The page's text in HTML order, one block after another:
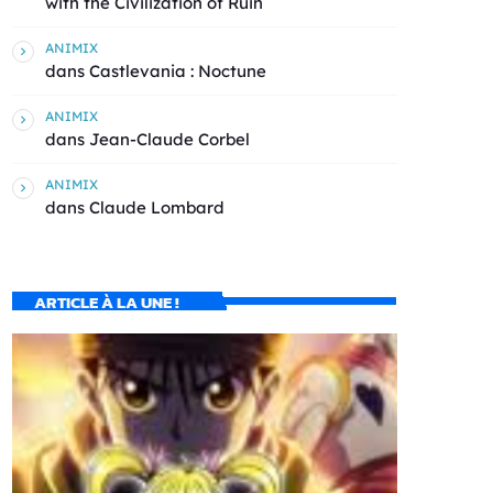
ANIMIX
dans Castlevania : Noctune
ANIMIX
dans Jean-Claude Corbel
ANIMIX
dans Claude Lombard
ARTICLE À LA UNE !